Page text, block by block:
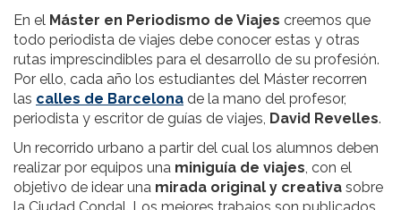
En el Máster en Periodismo de Viajes creemos que
todo periodista de viajes debe conocer estas y otras
rutas imprescindibles para el desarrollo de su profesión.
Por ello, cada año los estudiantes del Máster recorren
las calles de Barcelona de la mano del profesor,
periodista y escritor de guías de viajes, David Revelles.
Un recorrido urbano a partir del cual los alumnos deben
realizar por equipos una miniguía de viajes, con el
objetivo de idear una mirada original y creativa sobre